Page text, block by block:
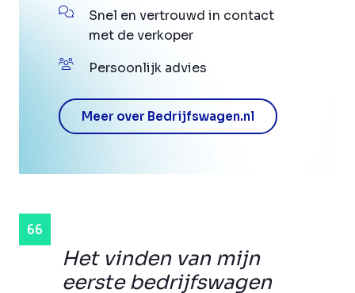
Het vinden van mijn
eerste bedrijfswagen
Snel en vertrouwd in contact
met de verkoper
Persoonlijk advies
Meer over Bedrijfswagen.nl